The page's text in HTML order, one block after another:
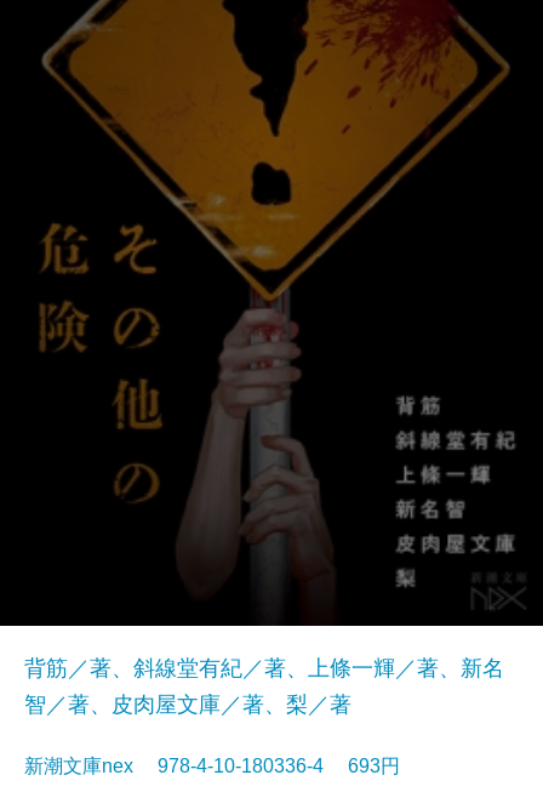
背筋／著、斜線堂有紀／著、上條一輝／著、新名
智／著、皮肉屋文庫／著、梨／著
新潮文庫nex 978-4-10-180336-4 693円